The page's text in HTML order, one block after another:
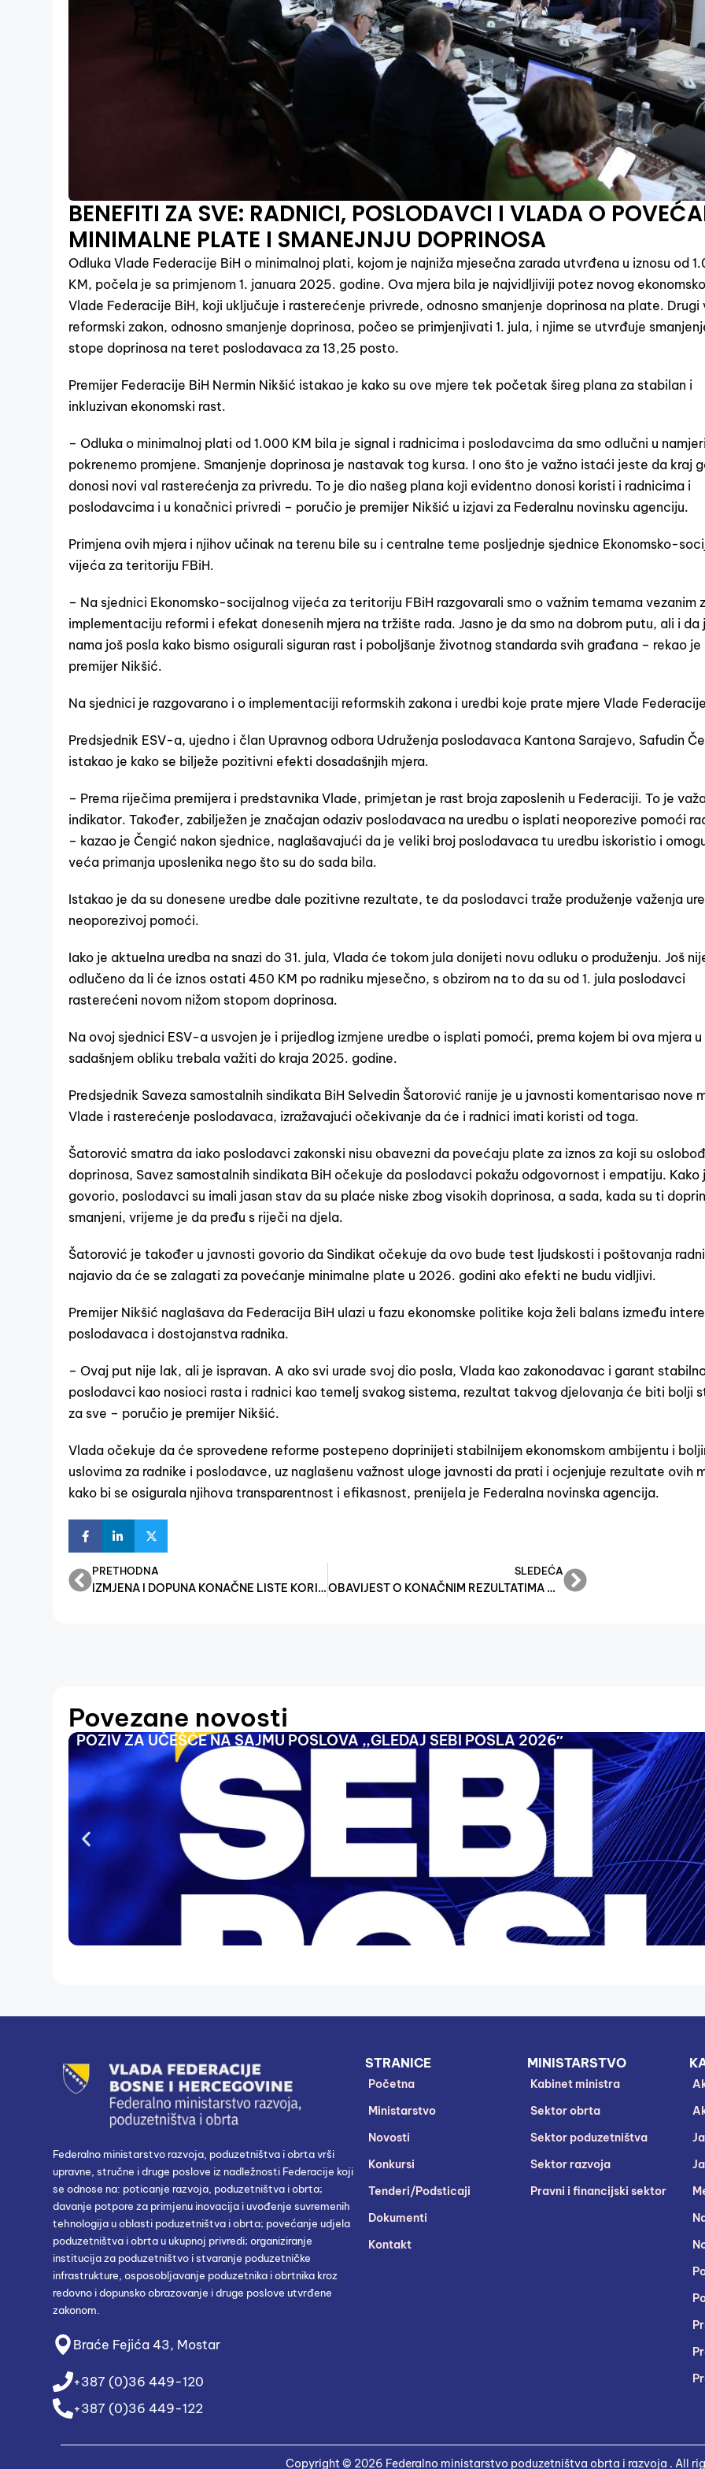
BENEFITI ZA SVE: RADNICI, POSLODAVCI I VLADA O
MINIMALNE PLATE I SMANEJNJU DOPRINOSA
Odluka Vlade Federacije BiH o minimalnoj plati, kojom je najniža mjesečna zarada utvrđena u iznosu od
KM, počela je sa primjenom 1. januara 2025. godine. Ova mjera bila je najvidljiviji potez novog
Vlade Federacije BiH, koji uključuje i rasterećenje privrede, odnosno smanjenje doprinosa na plate. Drugi
reformski zakon, odnosno smanjenje doprinosa, počeo se primjenjivati 1. jula, i njime se utvrđuje
stope doprinosa na teret poslodavaca za 13,25 posto.
Premijer Federacije BiH Nermin Nikšić istakao je kako su ove mjere tek početak šireg plana za stabilan i
inkluzivan ekonomski rast.
– Odluka o minimalnoj plati od 1.000 KM bila je signal i radnicima i poslodavcima da smo odlučni u
pokrenemo promjene. Smanjenje doprinosa je nastavak tog kursa. I ono što je važno istaći jeste da kraj
donosi novi val rasterećenja za privredu. To je dio našeg plana koji evidentno donosi koristi i radnicima i
poslodavcima i u konačnici privredi – poručio je premijer Nikšić u izjavi za Federalnu novinsku agenciju.
Primjena ovih mjera i njihov učinak na terenu bile su i centralne teme posljednje sjednice Ekonomsko-
vijeća za teritoriju FBiH.
– Na sjednici Ekonomsko-socijalnog vijeća za teritoriju FBiH razgovarali smo o važnim temama vezanim
implementaciju reformi i efekat donesenih mjera na tržište rada. Jasno je da smo na dobrom putu, ali i da
nama još posla kako bismo osigurali siguran rast i poboljšanje životnog standarda svih građana – rekao je
premijer Nikšić.
Na sjednici je razgovarano i o implementaciji reformskih zakona i uredbi koje prate mjere Vlade
Predsjednik ESV-a, ujedno i član Upravnog odbora Udruženja poslodavaca Kantona Sarajevo, Safudin
istakao je kako se bilježe pozitivni efekti dosadašnjih mjera.
– Prema riječima premijera i predstavnika Vlade, primjetan je rast broja zaposlenih u Federaciji. To je
indikator. Također, zabilježen je značajan odaziv poslodavaca na uredbu o isplati neoporezive pomoći
– kazao je Čengić nakon sjednice, naglašavajući da je veliki broj poslodavaca tu uredbu iskoristio i
veća primanja uposlenika nego što su do sada bila.
Istakao je da su donesene uredbe dale pozitivne rezultate, te da poslodavci traže produženje važenja
neoporezivoj pomoći.
Iako je aktuelna uredba na snazi do 31. jula, Vlada će tokom jula donijeti novu odluku o produženju. Još
odlučeno da li će iznos ostati 450 KM po radniku mjesečno, s obzirom na to da su od 1. jula poslodavci
rasterećeni novom nižom stopom doprinosa.
Na ovoj sjednici ESV-a usvojen je i prijedlog izmjene uredbe o isplati pomoći, prema kojem bi ova mjera u
sadašnjem obliku trebala važiti do kraja 2025. godine.
Predsjednik Saveza samostalnih sindikata BiH Selvedin Šatorović ranije je u javnosti komentarisao nove
Vlade i rasterećenje poslodavaca, izražavajući očekivanje da će i radnici imati koristi od toga.
Šatorović smatra da iako poslodavci zakonski nisu obavezni da povećaju plate za iznos za koji su
doprinosa, Savez samostalnih sindikata BiH očekuje da poslodavci pokažu odgovornost i empatiju. Kako
govorio, poslodavci su imali jasan stav da su plaće niske zbog visokih doprinosa, a sada, kada su ti
smanjeni, vrijeme je da pređu s riječi na djela.
Šatorović je također u javnosti govorio da Sindikat očekuje da ovo bude test ljudskosti i poštovanja
najavio da će se zalagati za povećanje minimalne plate u 2026. godini ako efekti ne budu vidljivi.
Premijer Nikšić naglašava da Federacija BiH ulazi u fazu ekonomske politike koja želi balans između
poslodavaca i dostojanstva radnika.
– Ovaj put nije lak, ali je ispravan. A ako svi urade svoj dio posla, Vlada kao zakonodavac i garant
poslodavci kao nosioci rasta i radnici kao temelj svakog sistema, rezultat takvog djelovanja će biti bolji
za sve – poručio je premijer Nikšić.
Vlada očekuje da će sprovedene reforme postepeno doprinijeti stabilnijem ekonomskom ambijentu i
uslovima za radnike i poslodavce, uz naglašenu važnost uloge javnosti da prati i ocjenjuje rezultate ovih
kako bi se osigurala njihova transparentnost i efikasnost, prenijela je Federalna novinska agencija.
PRETHODNA
IZMJENA I DOPUNA KONAČNE LISTE KORISNIKA DIJELA GRANT SREDSTAVA TEKUĆIH TRANSFERA SA EKONOMSKOG KODA 614500 ZA 2025. GODINU
SLEDEĆA
OBAVIJEST O KONAČNIM REZULTATIMA UREDBE O MJERAMA FINANSIJSKE POMOĆI PRIVATNIM POSLODAVCIMA, OBRTIMA I OSTALIM SAMOSTALNIM DJELATNOSTIMA U FEDERACIJI BOSNE I HERCEGOVINE U CILJU ODRŽAVANJA POSTOJEĆIH RADNIH MJESTA ZA 2025. GODINU ZA MAJ 2025.
Povezane novosti
POZIV ZA UČEŠĆE NA SAJMU POSLOVA ,,GLEDAJ SEBI POSLA 2026″
Federalno ministarstvo razvoja, poduzetništva i obrta vrši
upravne, stručne i druge poslove iz nadležnosti Federacije koji
se odnose na: poticanje razvoja, poduzetništva i obrta;
davanje potpore za primjenu inovacija i uvođenje suvremenih
tehnologija u oblasti poduzetništva i obrta; povećanje udjela
poduzetništva i obrta u ukupnoj privredi; organiziranje
institucija za poduzetništvo i stvaranje poduzetničke
infrastrukture, osposobljavanje poduzetnika i obrtnika kroz
redovno i dopunsko obrazovanje i druge poslove utvrđene
zakonom.
Braće Fejića 43, Mostar
+387 (0)36 449-120
+387 (0)36 449-122
STRANICE
Početna
Ministarstvo
Novosti
Konkursi
Tenderi/Podsticaji
Dokumenti
Kontakt
MINISTARSTVO
Kabinet ministra
Sektor obrta
Sektor poduzetništva
Sektor razvoja
Pravni i financijski sektor
Copyright © 2026 Federalno ministarstvo poduzetništva obrta i razvoja . All